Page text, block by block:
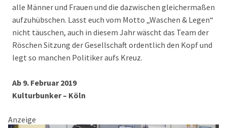
alle Männer und Frauen und die dazwischen gleichermaßen
aufzuhübschen. Lasst euch vom Motto „Waschen & Legen“
nicht täuschen, auch in diesem Jahr wäscht das Team der
Röschen Sitzung der Gesellschaft ordentlich den Kopf und
legt so manchen Politiker aufs Kreuz.
Ab 9. Februar 2019
Kulturbunker – Köln
Anzeige